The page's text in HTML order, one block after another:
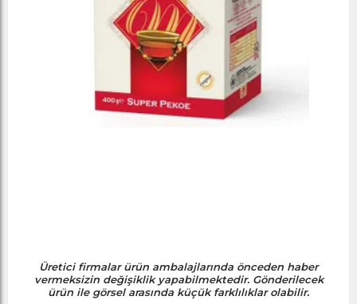
Üretici firmalar ürün ambalajlarında önceden haber
vermeksizin değişiklik yapabilmektedir. Gönderilecek
ürün ile görsel arasında küçük farklılıklar olabilir.